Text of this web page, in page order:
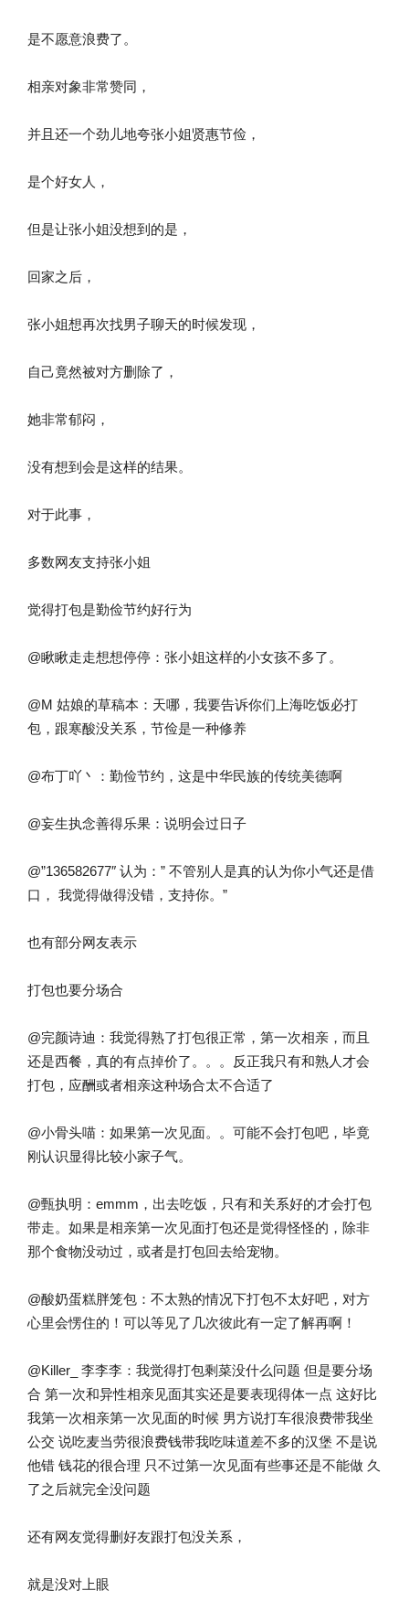
是不愿意浪费了。
相亲对象非常赞同，
并且还一个劲儿地夸张小姐贤惠节俭，
是个好女人，
但是让张小姐没想到的是，
回家之后，
张小姐想再次找男子聊天的时候发现，
自己竟然被对方删除了，
她非常郁闷，
没有想到会是这样的结果。
对于此事，
多数网友支持张小姐
觉得打包是勤俭节约好行为
@瞅瞅走走想想停停：张小姐这样的小女孩不多了。
@M 姑娘的草稿本：天哪，我要告诉你们上海吃饭必打
包，跟寒酸没关系，节俭是一种修养
@布丁吖丶：勤俭节约，这是中华民族的传统美德啊
@妄生执念善得乐果：说明会过日子
@”136582677″ 认为：” 不管别人是真的认为你小气还是借
口， 我觉得做得没错，支持你。”
也有部分网友表示
打包也要分场合
@完颜诗迪：我觉得熟了打包很正常，第一次相亲，而且
还是西餐，真的有点掉价了。。。反正我只有和熟人才会
打包，应酬或者相亲这种场合太不合适了
@小骨头喵：如果第一次见面。。可能不会打包吧，毕竟
刚认识显得比较小家子气。
@甄执明：emmm，出去吃饭，只有和关系好的才会打包
带走。如果是相亲第一次见面打包还是觉得怪怪的，除非
那个食物没动过，或者是打包回去给宠物。
@酸奶蛋糕胖笼包：不太熟的情况下打包不太好吧，对方
心里会愣住的！可以等见了几次彼此有一定了解再啊！
@Killer_ 李李李：我觉得打包剩菜没什么问题 但是要分场
合 第一次和异性相亲见面其实还是要表现得体一点 这好比
我第一次相亲第一次见面的时候 男方说打车很浪费带我坐
公交 说吃麦当劳很浪费钱带我吃味道差不多的汉堡 不是说
他错 钱花的很合理 只不过第一次见面有些事还是不能做 久
了之后就完全没问题
还有网友觉得删好友跟打包没关系，
就是没对上眼